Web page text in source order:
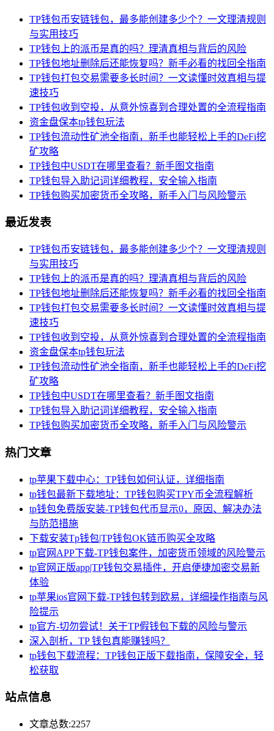
TP钱包币安链钱包，最多能创建多少个？一文理清规则
与实用技巧
TP钱包上的派币是真的吗？理清真相与背后的风险
TP钱包地址删除后还能恢复吗？新手必看的找回全指南
TP钱包打包交易需要多长时间？一文读懂时效真相与提
速技巧
TP钱包收到空投，从意外惊喜到合理处置的全流程指南
资金盘保本tp钱包玩法
TP钱包流动性矿池全指南，新手也能轻松上手的DeFi挖
矿攻略
TP钱包中USDT在哪里查看？新手图文指南
TP钱包导入助记词详细教程，安全输入指南
TP钱包购买加密货币全攻略，新手入门与风险警示
最近发表
TP钱包币安链钱包，最多能创建多少个？一文理清规则
与实用技巧
TP钱包上的派币是真的吗？理清真相与背后的风险
TP钱包地址删除后还能恢复吗？新手必看的找回全指南
TP钱包打包交易需要多长时间？一文读懂时效真相与提
速技巧
TP钱包收到空投，从意外惊喜到合理处置的全流程指南
资金盘保本tp钱包玩法
TP钱包流动性矿池全指南，新手也能轻松上手的DeFi挖
矿攻略
TP钱包中USDT在哪里查看？新手图文指南
TP钱包导入助记词详细教程，安全输入指南
TP钱包购买加密货币全攻略，新手入门与风险警示
热门文章
tp苹果下载中心：TP钱包如何认证，详细指南
tp钱包最新下载地址：TP钱包购买TPY币全流程解析
tp钱包免费版安装-TP钱包代币显示0，原因、解决办法
与防范措施
下载安装Tp钱包|TP钱包OK链币购买全攻略
tp官网APP下载-TP钱包案件，加密货币领域的风险警示
tp官网正版app|TP钱包交易插件，开启便捷加密交易新
体验
tp苹果ios官网下载-TP钱包转到欧易，详细操作指南与风
险提示
tp官方-切勿尝试！关于TP假钱包下载的风险与警示
深入剖析，TP 钱包真能赚钱吗？
tp钱包下载流程：TP钱包正版下载指南，保障安全，轻
松获取
站点信息
文章总数:2257